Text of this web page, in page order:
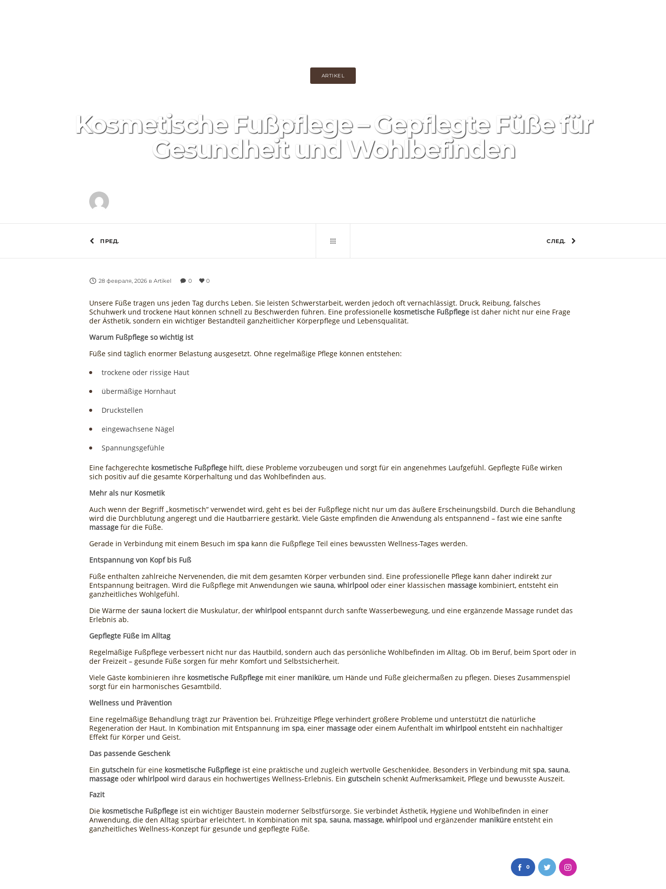
ARTIKEL
Kosmetische Fußpflege – Gepflegte Füße für
Gesundheit und Wohlbefinden
ПРЕД. СЛЕД.
28 февраля, 2026 в Artikel 0 0
Unsere Füße tragen uns jeden Tag durchs Leben. Sie leisten Schwerstarbeit, werden jedoch oft vernachlässigt. Druck, Reibung, falsches
Schuhwerk und trockene Haut können schnell zu Beschwerden führen. Eine professionelle kosmetische Fußpflege ist daher nicht nur eine Frage
der Ästhetik, sondern ein wichtiger Bestandteil ganzheitlicher Körperpflege und Lebensqualität.
Warum Fußpflege so wichtig ist
Füße sind täglich enormer Belastung ausgesetzt. Ohne regelmäßige Pflege können entstehen:
trockene oder rissige Haut
übermäßige Hornhaut
Druckstellen
eingewachsene Nägel
Spannungsgefühle
Eine fachgerechte kosmetische Fußpflege hilft, diese Probleme vorzubeugen und sorgt für ein angenehmes Laufgefühl. Gepflegte Füße wirken
sich positiv auf die gesamte Körperhaltung und das Wohlbefinden aus.
Mehr als nur Kosmetik
Auch wenn der Begriff „kosmetisch“ verwendet wird, geht es bei der Fußpflege nicht nur um das äußere Erscheinungsbild. Durch die Behandlung
wird die Durchblutung angeregt und die Hautbarriere gestärkt. Viele Gäste empfinden die Anwendung als entspannend – fast wie eine sanfte
massage für die Füße.
Gerade in Verbindung mit einem Besuch imspa kann die Fußpflege Teil eines bewussten Wellness-Tages werden.
Entspannung von Kopf bis Fuß
Füße enthalten zahlreiche Nervenenden, die mit dem gesamten Körper verbunden sind. Eine professionelle Pflege kann daher indirekt zur
Entspannung beitragen. Wird die Fußpflege mit Anwendungen wiesauna,whirlpool oder einer klassischen massage kombiniert, entsteht ein
ganzheitliches Wohlgefühl.
Die Wärme dersauna lockert die Muskulatur, derwhirlpool entspannt durch sanfte Wasserbewegung, und eine ergänzende Massage rundet das
Erlebnis ab.
Gepflegte Füße im Alltag
Regelmäßige Fußpflege verbessert nicht nur das Hautbild, sondern auch das persönliche Wohlbefinden im Alltag. Ob im Beruf, beim Sport oder in
der Freizeit – gesunde Füße sorgen für mehr Komfort und Selbstsicherheit.
Viele Gäste kombinieren ihre kosmetische Fußpflege mit einer maniküre, um Hände und Füße gleichermaßen zu pflegen. Dieses Zusammenspiel
sorgt für ein harmonisches Gesamtbild.
Wellness und Prävention
Eine regelmäßige Behandlung trägt zur Prävention bei. Frühzeitige Pflege verhindert größere Probleme und unterstützt die natürliche
Regeneration der Haut. In Kombination mit Entspannung imspa, einer massage oder einem Aufenthalt imwhirlpool entsteht ein nachhaltiger
Effekt für Körper und Geist.
Das passende Geschenk
Ein gutschein für eine kosmetische Fußpflege ist eine praktische und zugleich wertvolle Geschenkidee. Besonders in Verbindung mitspa,sauna,
massage oderwhirlpool wird daraus ein hochwertiges Wellness-Erlebnis. Ein gutschein schenkt Aufmerksamkeit, Pflege und bewusste Auszeit.
Fazit
Die kosmetische Fußpflege ist ein wichtiger Baustein moderner Selbstfürsorge. Sie verbindet Ästhetik, Hygiene und Wohlbefinden in einer
Anwendung, die den Alltag spürbar erleichtert. In Kombination mitspa,sauna, massage,whirlpool und ergänzender maniküre entsteht ein
ganzheitliches Wellness-Konzept für gesunde und gepflegte Füße.
0